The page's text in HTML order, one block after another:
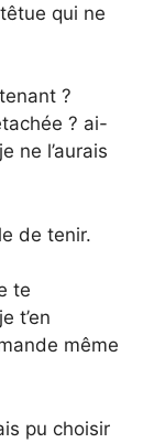
qui ne
?
? ai-
ne l’aurais
de tenir.
te
t’en
même
pu choisir